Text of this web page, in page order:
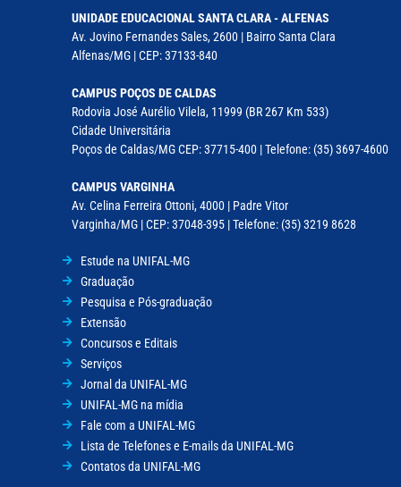
UNIDADE EDUCACIONAL SANTA CLARA - ALFENAS
Av. Jovino Fernandes Sales, 2600 | Bairro Santa Clara
Alfenas/MG | CEP: 37133-840
CAMPUS POÇOS DE CALDAS
Rodovia José Aurélio Vilela, 11999 (BR 267 Km 533)
Cidade Universitária
Poços de Caldas/MG CEP: 37715-400 | Telefone: (35) 3697-4600
CAMPUS VARGINHA
Av. Celina Ferreira Ottoni, 4000 | Padre Vitor
Varginha/MG | CEP: 37048-395 | Telefone: (35) 3219 8628
Estude na UNIFAL-MG
Graduação
Pesquisa e Pós-graduação
Extensão
Concursos e Editais
Serviços
Jornal da UNIFAL-MG
UNIFAL-MG na mídia
Fale com a UNIFAL-MG
Lista de Telefones e E-mails da UNIFAL-MG
Contatos da UNIFAL-MG